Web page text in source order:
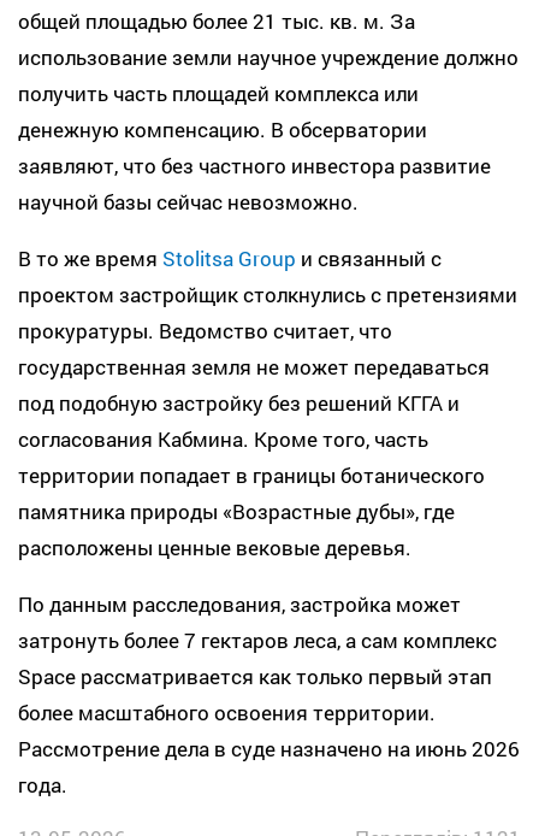
общей площадью более 21 тыс. кв. м. За
использование земли научное учреждение должно
получить часть площадей комплекса или
денежную компенсацию. В обсерватории
заявляют, что без частного инвестора развитие
научной базы сейчас невозможно.
В то же время Stolitsa Group и связанный с
проектом застройщик столкнулись с претензиями
прокуратуры. Ведомство считает, что
государственная земля не может передаваться
под подобную застройку без решений КГГА и
согласования Кабмина. Кроме того, часть
территории попадает в границы ботанического
памятника природы «Возрастные дубы», где
расположены ценные вековые деревья.
По данным расследования, застройка может
затронуть более 7 гектаров леса, а сам комплекс
Space рассматривается как только первый этап
более масштабного освоения территории.
Рассмотрение дела в суде назначено на июнь 2026
года.